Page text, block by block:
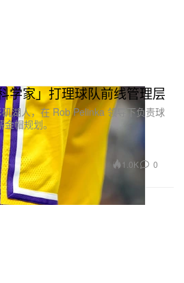
学家」打理球队前线管理层
湖人，在 Rob Pelinka 领导下负责球
帽规划。
1.0K 0